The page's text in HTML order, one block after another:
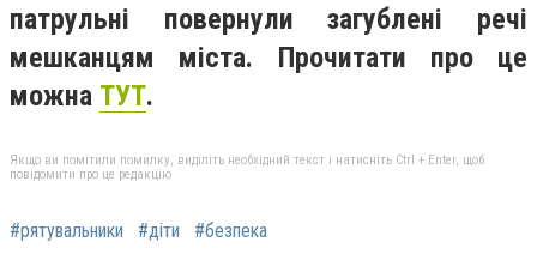
патрульні повернули загублені речі
мешканцям міста. Прочитати про це
можна ТУТ.
Якщо ви помітили помилку, виділіть необхідний текст і натисніть Ctrl + Enter, щоб
повідомити про це редакцію
#рятувальники #діти #безпека